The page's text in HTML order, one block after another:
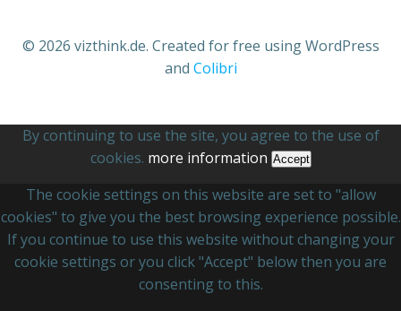
© 2026 vizthink.de. Created for free using WordPress
and Colibri
By continuing to use the site, you agree to the use of
cookies. more information Accept
The cookie settings on this website are set to "allow
cookies" to give you the best browsing experience possible.
If you continue to use this website without changing your
cookie settings or you click "Accept" below then you are
consenting to this.